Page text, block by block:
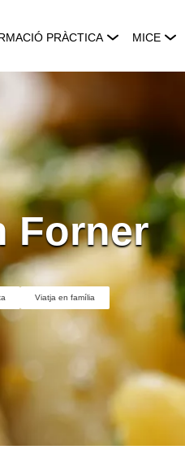
PRÀCTICA MICE
Forner
Viatja en família